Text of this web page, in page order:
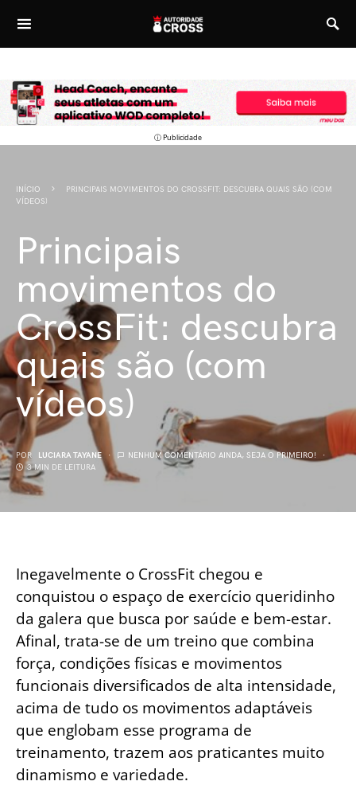
ⓘ Publicidade
INÍCIO
PRINCIPAIS MOVIMENTOS DO CROSSFIT: DESCUBRA QUAIS SÃO (COM
VÍDEOS)
Principais
movimentos do
CrossFit: descubra
quais são (com
vídeos)
POR LUCIARA TAYANE
NENHUM COMENTÁRIO AINDA, SEJA O PRIMEIRO!
3 MIN DE LEITURA
Inegavelmente o CrossFit chegou e
conquistou o espaço de exercício queridinho
da galera que busca por saúde e bem-estar.
Afinal, trata-se de um treino que combina
força, condições físicas e movimentos
funcionais diversificados de alta intensidade,
acima de tudo os movimentos adaptáveis
que englobam esse programa de
treinamento, trazem aos praticantes muito
dinamismo e variedade.